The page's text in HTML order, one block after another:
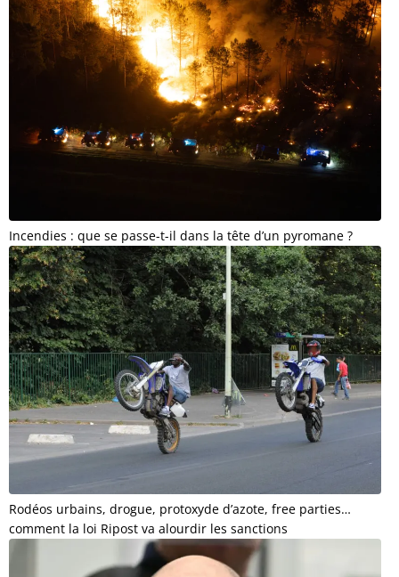
Incendies : que se passe-t-il dans la tête d’un pyromane ?
Rodéos urbains, drogue, protoxyde d’azote, free parties…
comment la loi Ripost va alourdir les sanctions